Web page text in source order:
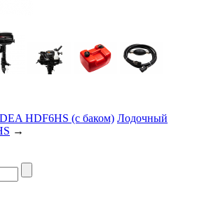
HDF6HS (с баком) Лодочный
→